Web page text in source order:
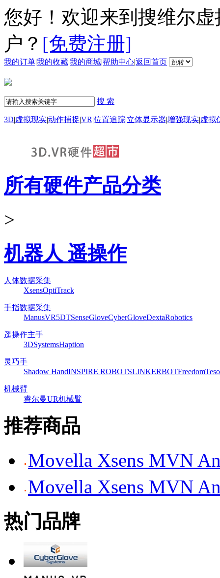
您好！欢迎来到搜维尔
户？ [免费注册]
我的订单|我的收藏|我的商城|帮助中心|返回首页
搜 索
3D|虚拟现实|动作捕捉|VR|位置追踪|立体显示器|增强现实|虚拟
所有硬件产品分类
>
机器人 遥操作
人体数据采集
XsensOptiTrack
手指数据采集
ManusVR5DTSenseGloveCyberGloveDextaRobotics
遥操作主手
3DSystemsHaption
灵巧手
Shadow HandINSPIRE ROBOTSLINKERBOTFreedom
机械臂
睿尔曼UR机械臂
推荐商品
Movella Xsens MVN
Movella Xsens MVN
热门品牌